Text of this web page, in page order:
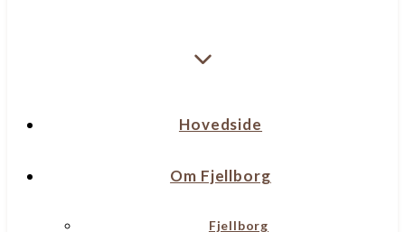
Hovedside
Om Fjellborg
Fjellborg